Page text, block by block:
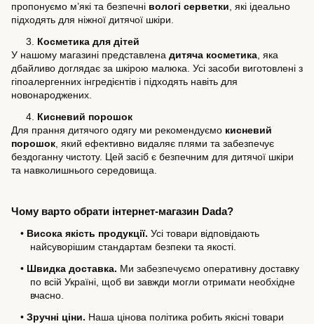
пропонуємо м’які та безпечні вологі серветки , які ідеально
підходять для ніжної дитячої шкіри.
3.
Косметика для дітей
У нашому магазині представлена дитяча косметика , яка
дбайливо доглядає за шкірою малюка. Усі засоби виготовлені з
гіпоалергенних інгредієнтів і підходять навіть для
новонароджених.
4. Кисневий порошок
Для прання дитячого одягу ми рекомендуємо кисневий
порошок , який ефективно видаляє плями та забезпечує
бездоганну чистоту. Цей засіб є безпечним для дитячої шкіри
та навколишнього середовища.
Чому варто обрати інтернет-магазин Dada?
• Висока якість продукції. Усі товари відповідають
найсуворішим стандартам безпеки та якості.
• Швидка доставка. Ми забезпечуємо оперативну доставку
по всій Україні, щоб ви завжди могли отримати необхідне
вчасно.
• Зручні ціни. Наша цінова політика робить якісні товари